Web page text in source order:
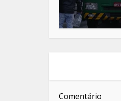
Comentário